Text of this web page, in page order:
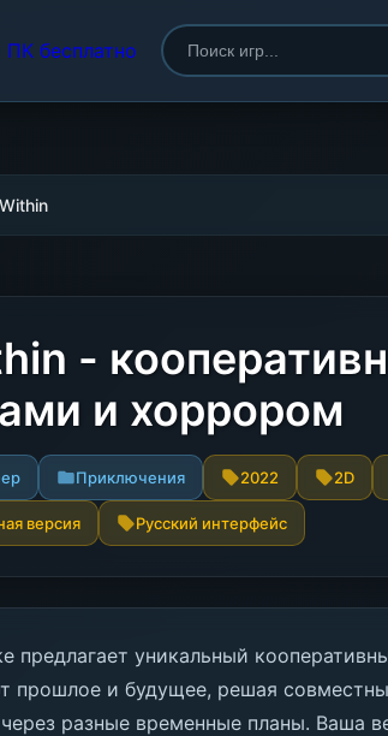
-
и хоррором
Приключения 2022 2D
версия Русский интерфейс
предлагает уникальный
прошлое и будущее, решая
разные временные планы. Ваша